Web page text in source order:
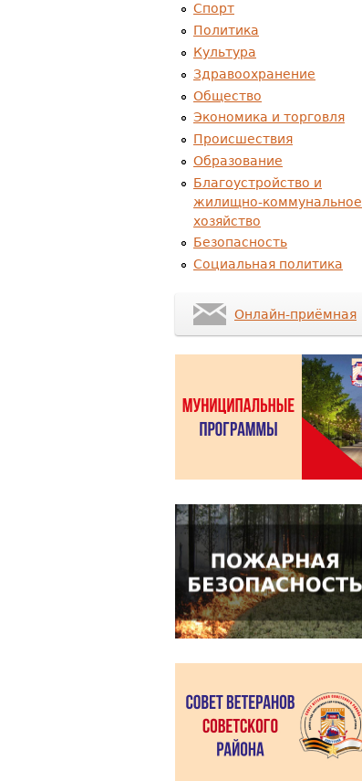
Спорт
Политика
Культура
Здравоохранение
Общество
Экономика и торговля
Происшествия
Образование
Благоустройство и
жилищно-коммунальное
хозяйство
Безопасность
Социальная политика
Онлайн-приёмная